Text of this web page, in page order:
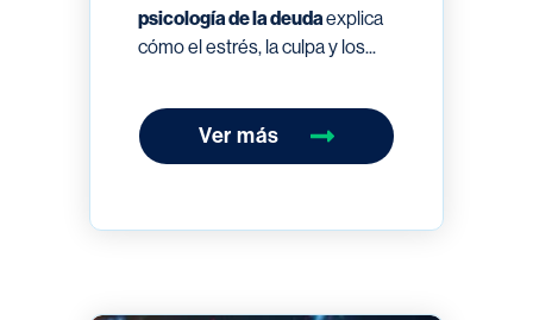
psicología de la deudaexplica
cómo el estrés, la culpa y los...
Ver más